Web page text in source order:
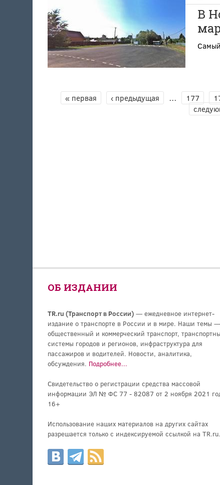
В
« первая ‹ предыдущая … 177
ОБ ИЗДАНИИ
TR.ru (Транспорт в России)— ежедневное интернет-
издание о транспорте в России и в мире. Наши темы —
общественный и коммерческий транспорт,
системы городов и регионов, инфраструктура для
пассажиров и водителей. Новости, аналитика,
обсуждения. Подробнее...
Свидетельство о регистрации средства массовой
информации ЭЛ № ФС 77 - 82087 от 2 ноября 2021
16+
Использование наших материалов на других сайтах
разрешается только с индексируемой ссылкой на TR.ru.